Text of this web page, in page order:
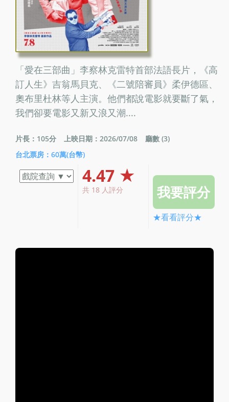
「愛在三部曲」李察林克雷特首部法語長片，《高
訂人生》吉翁馬貝克、《二號陪審員》柔伊德區、
奧布里杜林等人主演。他們都說電影就要斷了氣，
我們卻要電影又新又浪又潮....
片長：105分 上映日期：2026/07/08
廳數 (3)
台北票房：60萬(台幣)
4.47 ★
共 18 人評分
★看看評分★